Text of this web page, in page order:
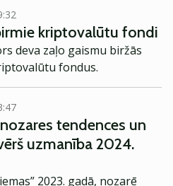
darbojas
nodrošināts ar
kriptovalūtu fondi
deva zaļo gaismu biržās
fondus.
tendences un
uzmanība 2024.
2023. gadā, nozarē